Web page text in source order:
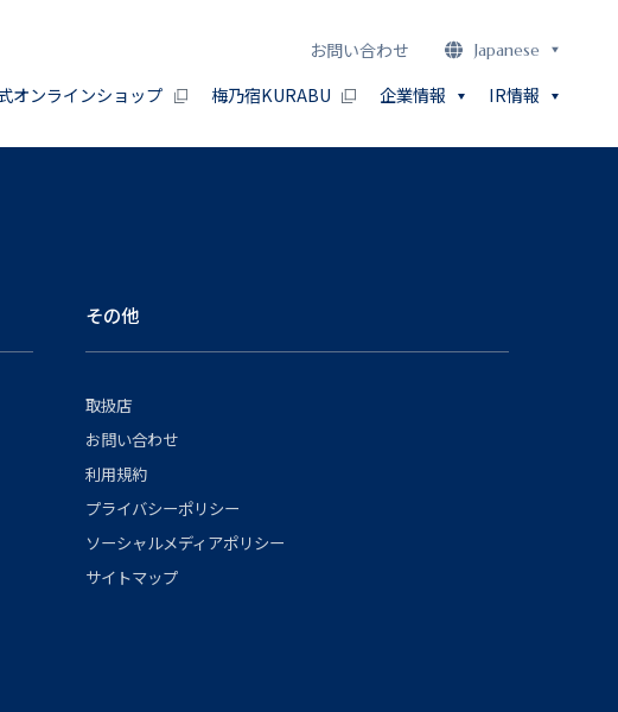
お問い合わせ Japanese
オンラインショップ 梅乃宿KURABU 企業情報 IR情報
その他
取扱店
お問い合わせ
利用規約
プライバシーポリシー
ソーシャルメディアポリシー
サイトマップ